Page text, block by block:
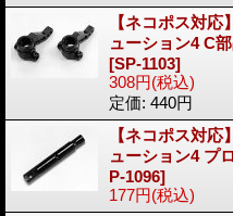
【ネコポス対
ューション4 C
[SP-1103]
308円(税込)
定価: 440円
【ネコポス対
ューション4 プ
P-1096]
177円(税込)